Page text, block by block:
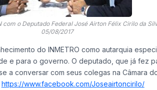
com o Deputado Federal José Airton Félix Cirilo da
05/08/2017
do INMETRO como autarquia
e para o governo. O deputado, que já fez
a conversar com seus colegas na Câmara
https://www.facebook.com/Joseairtoncirilo/